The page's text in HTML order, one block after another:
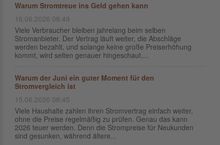
Warum Stromtreue ins Geld gehen kann
16.06.2026 08:49
Viele Verbraucher bleiben jahrelang beim selben
Stromanbieter. Der Vertrag läuft weiter, die Abschläge
werden bezahlt, und solange keine große Preiserhöhung
kommt, wird selten genauer hingeschaut....
Warum der Juni ein guter Moment für den
Stromvergleich ist
15.06.2026 08:45
Viele Haushalte zahlen ihren Stromvertrag einfach weiter,
ohne die Preise regelmäßig zu prüfen. Genau das kann
2026 teuer werden. Denn die Strompreise für Neukunden
sind gesunken, während ältere...